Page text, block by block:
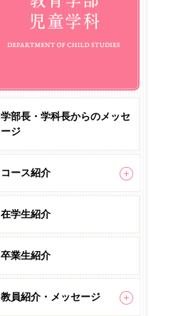
学部長・学科長からのメッセ
ージ
コース紹介
在学生紹介
卒業生紹介
教員紹介・メッセージ